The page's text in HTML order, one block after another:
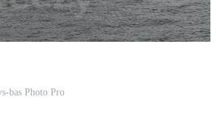
bas Photo Pro